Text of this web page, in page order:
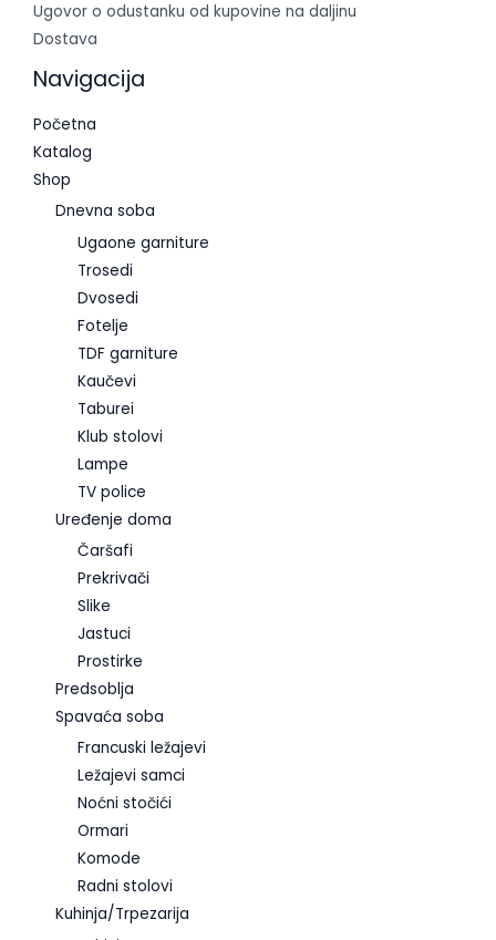
Ugovor o odustanku od kupovine na daljinu
Dostava
Navigacija
Početna
Katalog
Shop
Dnevna soba
Ugaone garniture
Trosedi
Dvosedi
Fotelje
TDF garniture
Kaučevi
Taburei
Klub stolovi
Lampe
TV police
Uređenje doma
Čaršafi
Prekrivači
Slike
Jastuci
Prostirke
Predsoblja
Spavaća soba
Francuski ležajevi
Ležajevi samci
Noćni stočići
Ormari
Komode
Radni stolovi
Kuhinja/Trpezarija